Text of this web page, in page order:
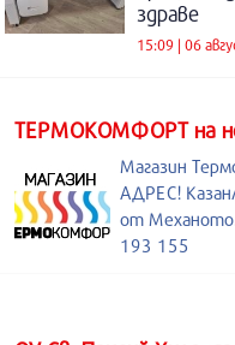
здраве
15:09 | 06
ТЕРМОКОМФОРТ на
Магазин
АДРЕС!
от
193 155